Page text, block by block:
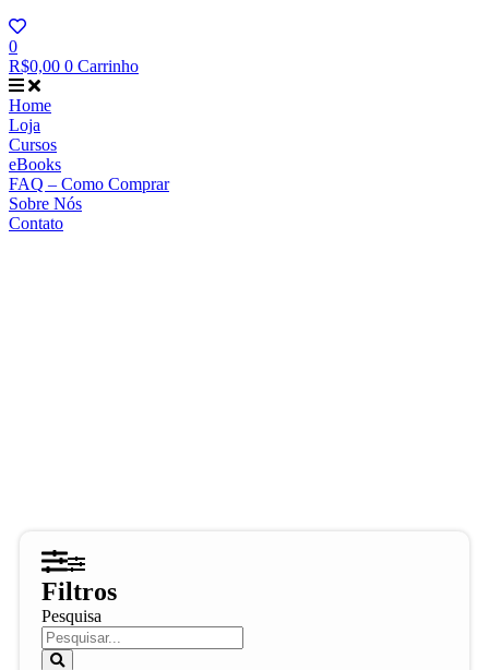
0
R$0,00 0 Carrinho
Home
Loja
Cursos
eBooks
FAQ – Como Comprar
Sobre Nós
Contato
Filtros
Pesquisa